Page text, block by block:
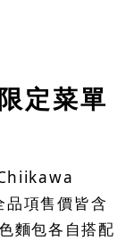
定菜單
項售價皆含
麵包各自搭配